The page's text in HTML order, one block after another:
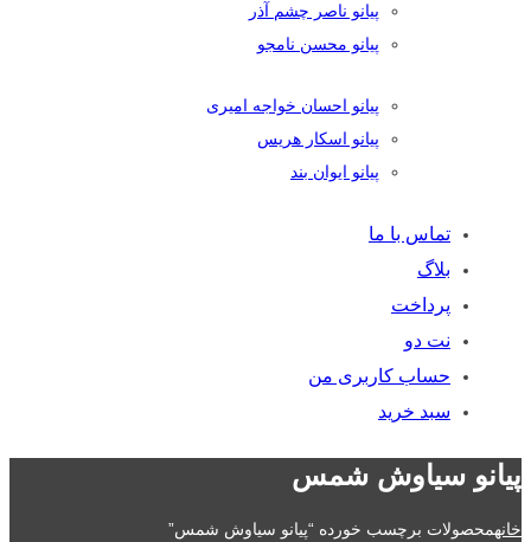
پیانو ناصر چشم آذر
پیانو محسن نامجو
پیانو احسان خواجه امیری
پیانو اسکار هریس
پیانو ایوان بند
تماس با ما
بلاگ
پرداخت
نت دو
حساب کاربری من
سبد خرید
پیانو سیاوش شمس
خانهمحصولات برچسب خورده “پیانو سیاوش شمس”